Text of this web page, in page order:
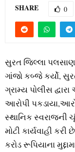
SHARE 0
સુરત જિલ્લા
ગાંજો કબ્જે કર્યો,
ગ્રામ્ય પોલીસ
આરોપી
સ્થાનિક સ્વરાજની
મોટી કાર્યવાહી
કરોડ રૂપિયાના